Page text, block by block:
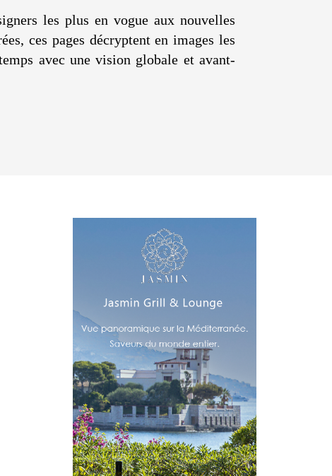
les plus en vogue aux nouvelles
ces pages décryptent en images les
avec une vision globale et avant-